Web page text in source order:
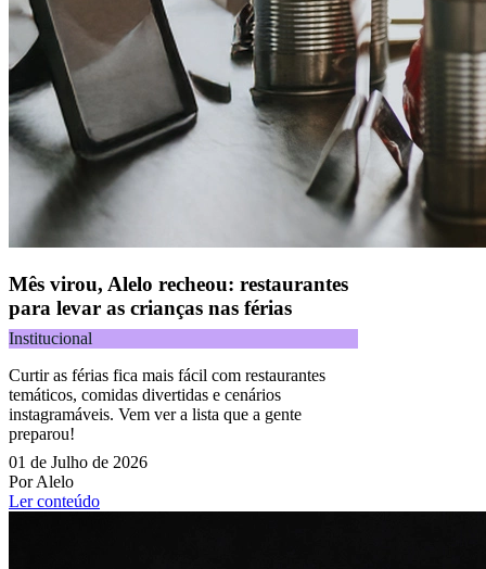
Mês virou, Alelo recheou: restaurantes
para levar as crianças nas férias
Institucional
Curtir as férias fica mais fácil com restaurantes
temáticos, comidas divertidas e cenários
instagramáveis. Vem ver a lista que a gente
preparou!
01 de Julho de 2026
Por Alelo
Ler conteúdo